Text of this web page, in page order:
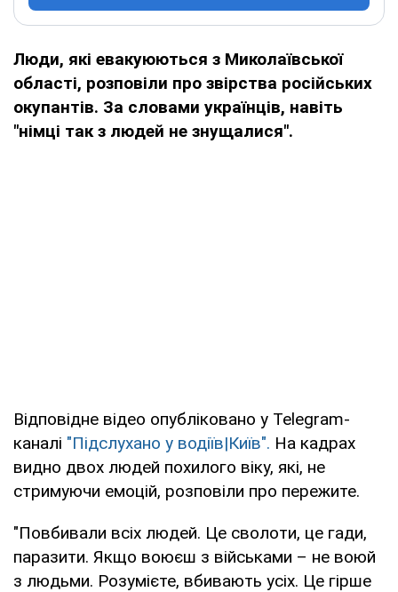
Люди, які евакуюються з Миколаївської
області, розповіли про звірства російських
окупантів. За словами українців, навіть
"німці так з людей не знущалися".
Відповідне відео опубліковано у Telegram-
каналі "Підслухано у водіїв|Київ". На кадрах
видно двох людей похилого віку, які, не
стримуючи емоцій, розповіли про пережите.
"Повбивали всіх людей. Це сволоти, це гади,
паразити. Якщо воюєш з військами – не воюй
з людьми. Розумієте, вбивають усіх. Це гірше